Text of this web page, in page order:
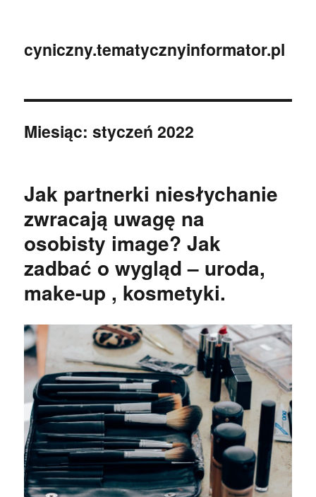
cyniczny.tematycznyinformator.pl
Miesiąc:styczeń 2022
Jak partnerki niesłychanie
zwracają uwagę na
osobisty image? Jak
zadbać o wygląd – uroda,
make-up , kosmetyki.